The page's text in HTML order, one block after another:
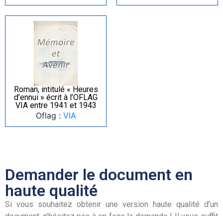
Roman, intitulé « Heures
d’ennui » écrit à l’OFLAG
VIA entre 1941 et 1943
Oflag : VIA
Demander le document en
haute qualité
Si vous souhaitez obtenir une version haute qualité d’un